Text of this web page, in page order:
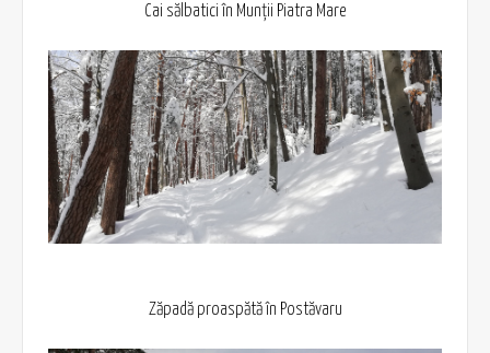
Cai sălbatici în Munții Piatra Mare
Zăpadă proaspătă în Postăvaru